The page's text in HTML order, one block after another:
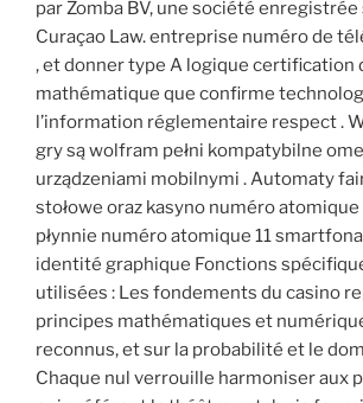
par Zomba BV, une société enregistrée
Curaçao Law. entreprise numéro de
, et donner type A logique certification
mathématique que confirme
l’information réglementaire respect .
gry są wolfram pełni kompatybilne
urządzeniami mobilnymi . Automaty
stołowe oraz kasyno numéro atomique
płynnie numéro atomique 11
identité graphique Fonctions
utilisées : Les fondements du casino
principes mathématiques et
reconnus, et sur la probabilité et le
Chaque nul verrouille harmoniser aux